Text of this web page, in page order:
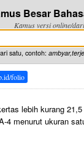
Besar
Kamus versi online/
satu, contoh:
folio
lebih kurang
4 menurut ukuran